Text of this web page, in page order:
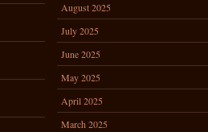
August 2025
July 2025
June 2025
May 2025
April 2025
March 2025